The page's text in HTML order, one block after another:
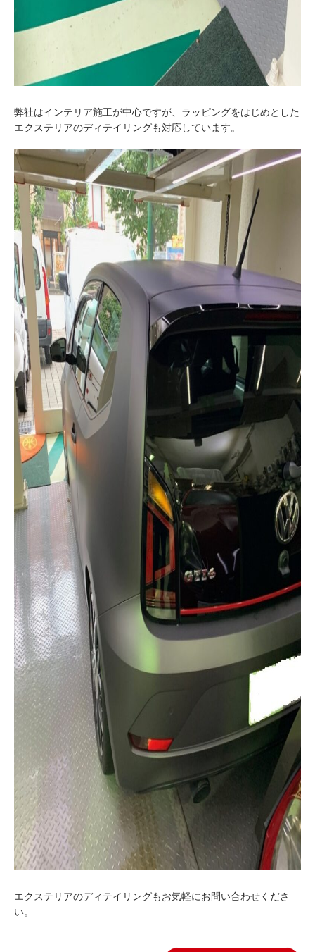
弊社はインテリア施工が中心ですが、ラッピングをはじめとした
エクステリアのディテイリングも対応しています。
エクステリアのディテイリングもお気軽にお問い合わせくださ
い。